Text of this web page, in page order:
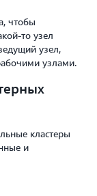
чтобы
то узел
узел,
узлами.
кластеры
и